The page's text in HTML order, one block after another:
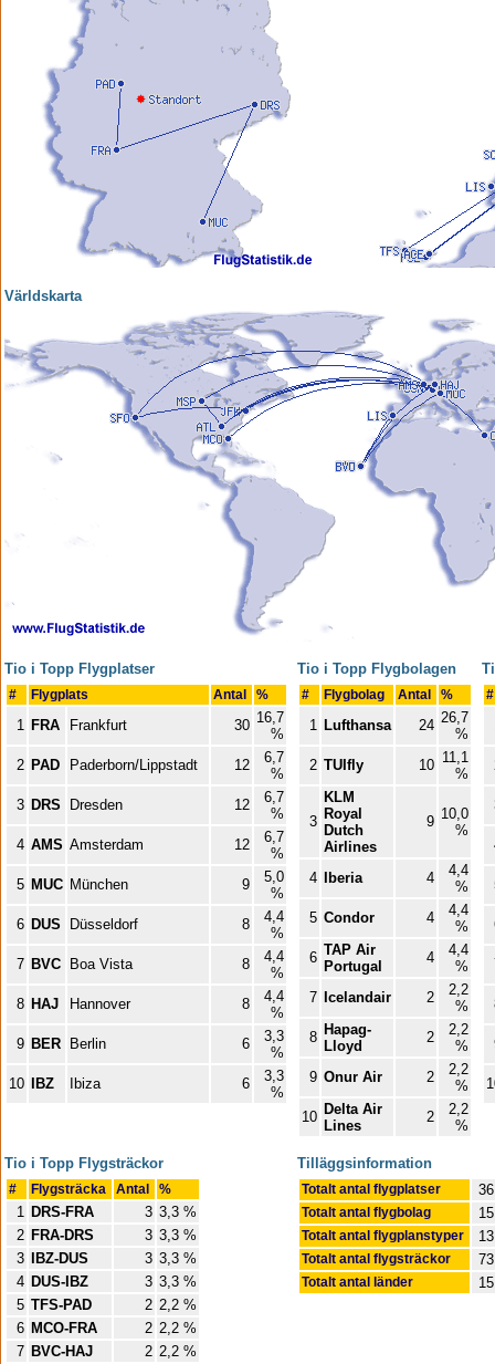
Världskarta
Tio i Topp Flygplatser
# Flygplats Antal %
1 FRA Frankfurt 30 16,7
%
2 PAD Paderborn/Lippstadt 12
6,7
%
3 DRS Dresden 12
6,7
%
4 AMS Amsterdam 12
6,7
%
5 MUC München 9
5,0
%
6 DUS Düsseldorf 8
4,4
%
7 BVC Boa Vista 8
4,4
%
8 HAJ Hannover 8
4,4
%
9 BER Berlin 6
3,3
%
10
IBZ Ibiza 6
3,3
%
Tio i Topp Flygbolagen
# Flygbolag Antal %
1 Lufthansa 24 26,7
%
2 TUIfly 10 11,1
%
3
KLM
Royal
Dutch
Airlines
9 10,0
%
4 Iberia 4
4,4
%
5 Condor 4
4,4
%
6 TAP Air
Portugal
4
4,4
%
7
Icelandair 2
2,2
%
8 Hapag-
Lloyd
2
2,2
%
9 Onur Air 2
2,2
%
10 Delta Air
Lines
2
2,2
%
#
Tio i Topp Flygsträckor
# Flygsträcka Antal %
1 DRS-FRA 3 3,3 %
2 FRA-DRS 3 3,3 %
3
IBZ-DUS 3 3,3 %
4 DUS-IBZ 3 3,3 %
5 TFS-PAD 2 2,2 %
6 MCO-FRA 2 2,2 %
7 BVC-HAJ 2 2,2 %
Tilläggsinformation
Totalt antal flygplatser 36
Totalt antal flygbolag 15
Totalt antal flygplanstyper 13
Totalt antal flygsträckor 73
Totalt antal länder 15